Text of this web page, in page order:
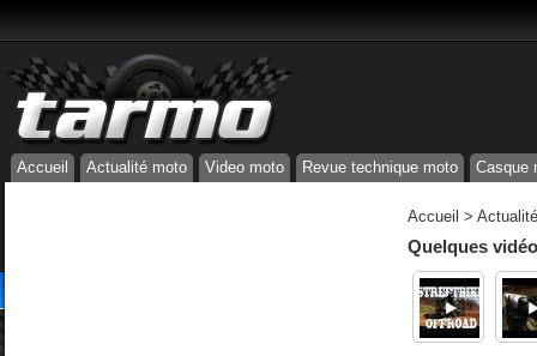
Accueil Actualité moto Video moto Revue technique moto Casque
Accueil >
Quelques